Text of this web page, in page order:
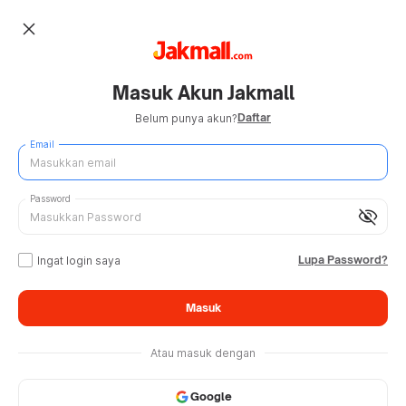
close
Masuk Akun Jakmall
Belum punya akun?Daftar
Email
visibility_off
Password
Ingat login saya Lupa Password?
Masuk
Atau masuk dengan
Google